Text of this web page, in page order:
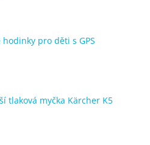
pro děti s GPS
tlaková myčka Kärcher K5